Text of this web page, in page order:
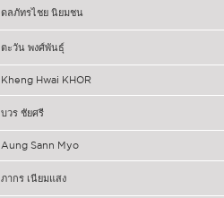
ดลภัทรไชย นิยมชน
ตะวัน พงศ์พันธุ์
Kheng Hwai KHOR
บวร ชัยศรี
Aung Sann Myo
ภากร เนียมแสง